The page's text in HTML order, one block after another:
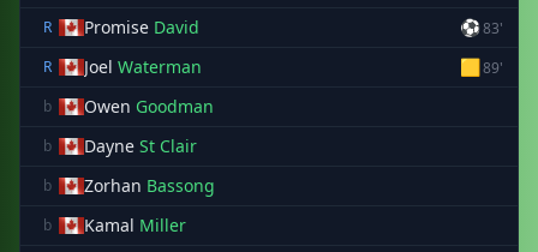
R
Promise David ⚽83'
R
Joel Waterman 🟨89'
b
Owen Goodman
b Dayne St Clair
b Zorhan Bassong
b Kamal Miller